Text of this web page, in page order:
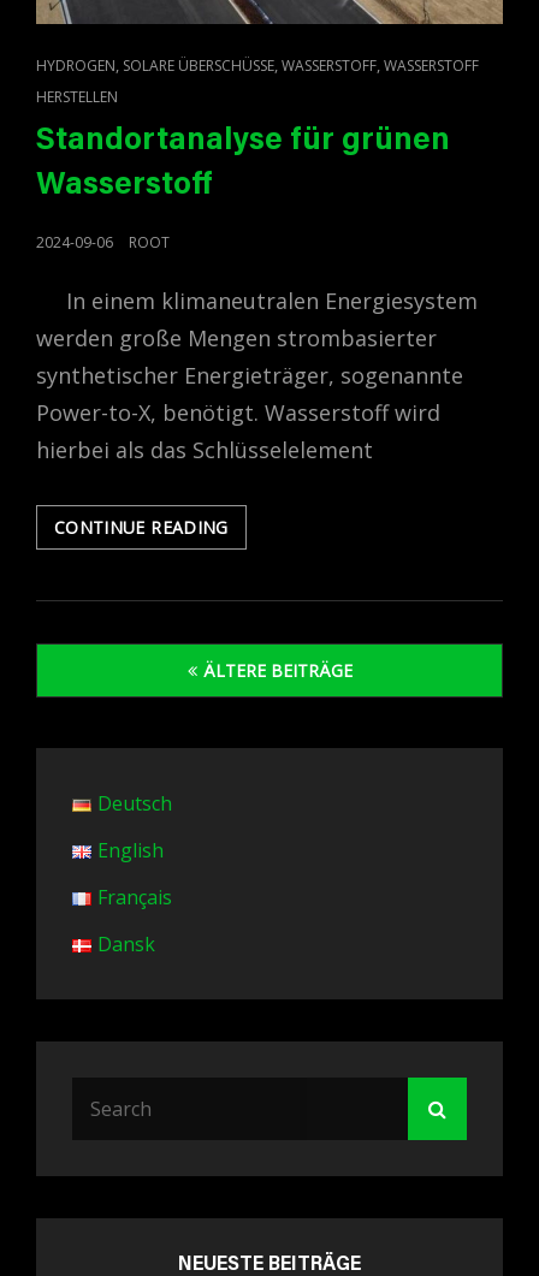
CAT
LINKS
HYDROGEN, SOLARE ÜBERSCHÜSSE,WASSERSTOFF,WASSERSTOFF
HERSTELLEN
Standortanalyse für grünen
Wasserstoff
POSTED
2024-09-06 ROOT
In einem klimaneutralen Energiesystem
werden große Mengen strombasierter
synthetischer Energieträger, sogenannte
Power-to-X, benötigt. Wasserstoff wird
hierbei als das Schlüsselelement
CONTINUE READINGSTANDORTANALYSE
FÜR
WASSERSTOFF
Beitragsnavigation
ÄLTERE BEITRÄGE
Deutsch
English
Français
Dansk
NEUESTE BEITRÄGE